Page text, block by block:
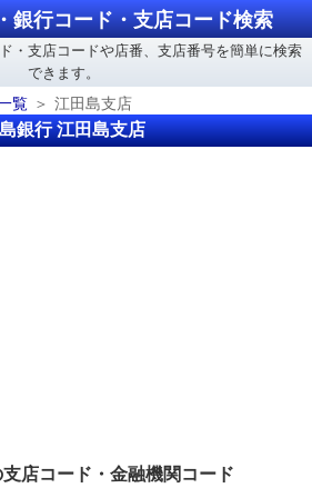
銀行コード・支店コード検索
・支店コードや店番、支店番号を簡単に検索
できます。
覧 江田島支店
銀行 江田島支店
店コード・金融機関コード